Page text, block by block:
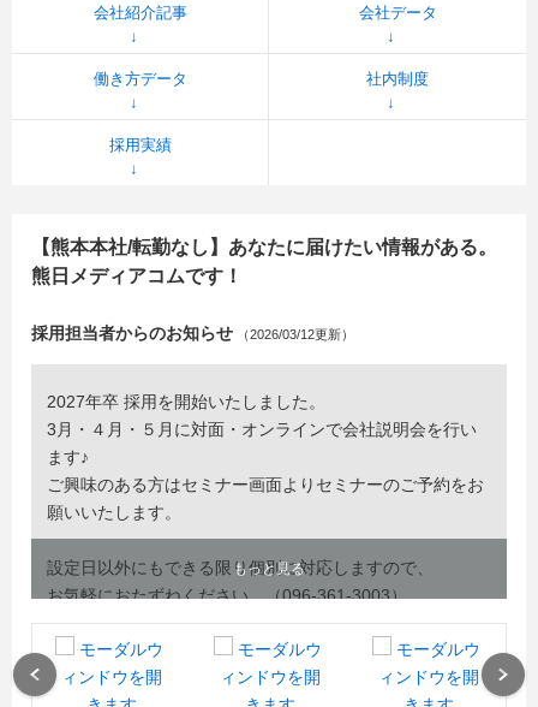
会社紹介記事 会社データ
働き方データ 社内制度
採用実績
【熊本本社/転勤なし】あなたに届けたい情報がある。
熊日メディアコムです！
採用担当者からのお知らせ （2026/03/12更新）
2027年卒 採用を開始いたしました。
3月・４月・５月に対面・オンラインで会社説明会を行い
ます♪
ご興味のある方はセミナー画面よりセミナーのご予約をお
願いいたします。
設定日以外にもできる限り個別に対応しますので、
お気軽におたずねください。（096-361-3003）
もっと見る